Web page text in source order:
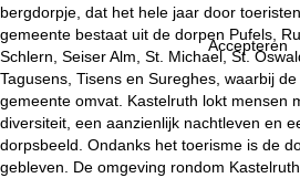
Accepteren
p
g
i
bergdorpje, dat het hele jaar door
gemeente bestaat uit de dorpen Pufels,
Schlern, Seiser Alm, St. Michael, St.
Tagusens, Tisens en Sureghes, waarbij
gemeente omvat. Kastelruth lokt mensen
diversiteit, een aanzienlijk nachtleven en
dorpsbeeld. Ondanks het toerisme is de
gebleven. De omgeving rondom